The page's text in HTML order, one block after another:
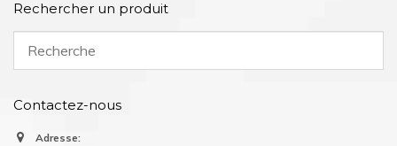
Rechercher un produit
Contactez-nous
Adresse: